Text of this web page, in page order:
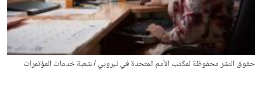
حقوق النشر محفوظة لمكتب الأمم المتحدة في نيروبي / شعبة خدمات المؤتمرات